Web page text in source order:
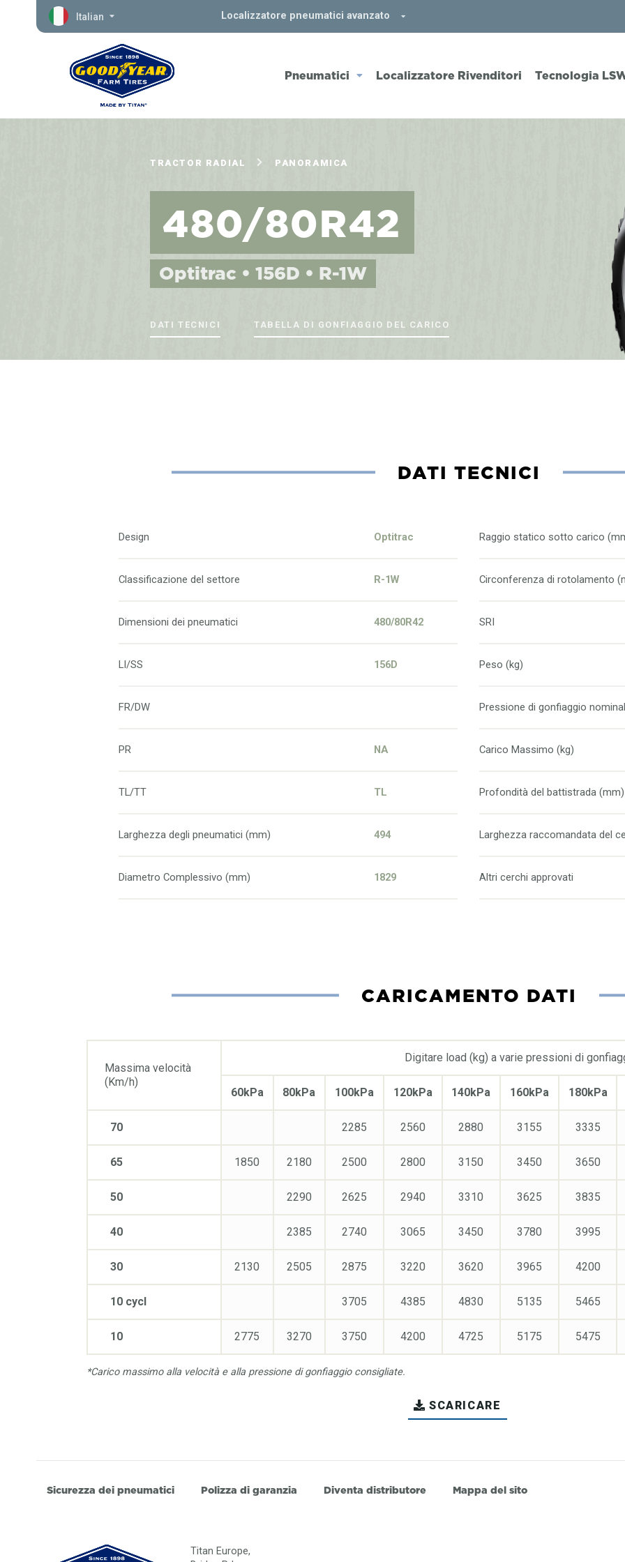
Italian Localizzatore pneumatici avanzato
Pneumatici Localizzatore Rivenditori Tecnologia
TRACTOR RADIAL PANORAMICA
480/80R42
Optitrac • 156D • R-1W
DATI TECNICI TABELLA DI GONFIAGGIO DEL CARICO
DATI TECNICI
Design Optitrac
Classificazione del settore R-1W
Dimensioni dei pneumatici 480/80R42
LI/SS 156D
FR/DW
PR NA
TL/TT TL
Larghezza degli pneumatici (mm) 494
Diametro Complessivo (mm) 1829
Raggio statico sotto carico
Circonferenza di rotolamento
SRI
Peso (kg)
Pressione di gonfiaggio
Carico Massimo (kg)
Profondità del battistrada (mm)
Larghezza raccomandata del
Altri cerchi approvati
CARICAMENTO DATI
Massima velocità
(Km/h)
70
65
50
40
30
10 cycl
10
Digitare load (kg) a varie pressioni di
60kPa
1850
2130
2775
80kPa
2180
2290
2385
2505
3270
100kPa
2285
2500
2625
2740
2875
3705
3750
120kPa
2560
2800
2940
3065
3220
4385
4200
140kPa
2880
3150
3310
3450
3620
4830
4725
160kPa
3155
3450
3625
3780
3965
5135
5175
180kPa
3335
3650
3835
3995
4200
5465
5475
*Carico massimo alla velocità e alla pressione di gonfiaggio consigliate.
SCARICARE
Sicurezza dei pneumatici Polizza di garanzia Diventa distributore Mappa del sito
Titan Europe,